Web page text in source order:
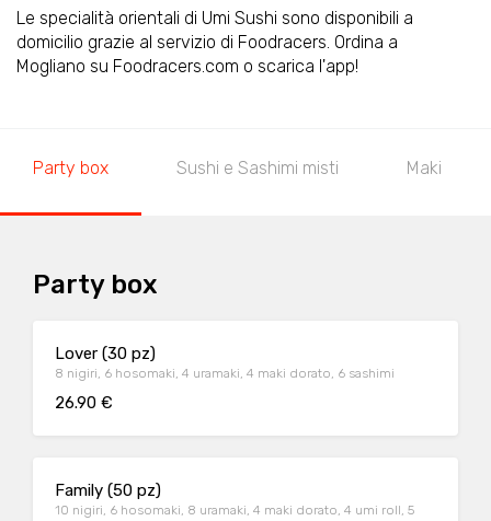
Le specialità orientali di Umi Sushi sono disponibili a
domicilio grazie al servizio di Foodracers. Ordina a
Mogliano su Foodracers.com o scarica l'app!
Party box Sushi e Sashimi misti Maki
Party box
Lover (30 pz)
8 nigiri, 6 hosomaki, 4 uramaki, 4 maki dorato, 6 sashimi
26.90 €
Family (50 pz)
10 nigiri, 6 hosomaki, 8 uramaki, 4 maki dorato, 4 umi roll, 5